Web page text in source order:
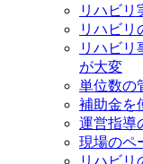
リハビリ
リハビリ
リハビリ
が大変
単位数の
補助金を
運営指導
現場のペ
リハビリ